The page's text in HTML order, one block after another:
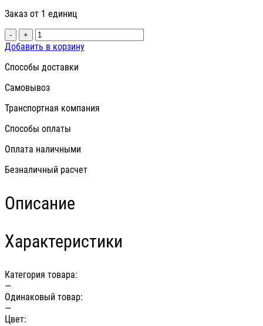
Заказ от 1 единиц
- +
Добавить в корзину
Способы доставки
Самовывоз
Транспортная компания
Способы оплаты
Оплата наличными
Безналичный расчет
Описание
Характеристики
Категория товара:
—
Одинаковый товар:
—
Цвет: